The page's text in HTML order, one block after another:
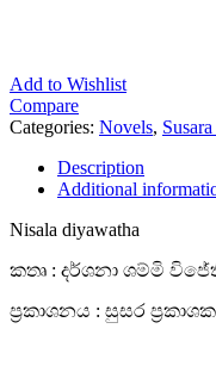
Add to Wishlist
Compare
Categories: Novels,
Description
Additional
Nisala diyawatha
කතෘ : දර්ශනා ශම්මි
ප්‍රකාශනය : සුසර